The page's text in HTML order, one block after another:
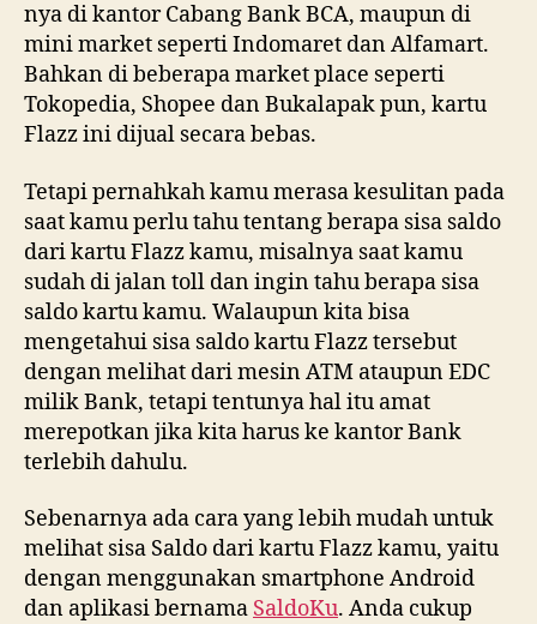
nya di kantor Cabang Bank BCA, maupun di
mini market seperti Indomaret dan Alfamart.
Bahkan di beberapa market place seperti
Tokopedia, Shopee dan Bukalapak pun, kartu
Flazz ini dijual secara bebas.
Tetapi pernahkah kamu merasa kesulitan pada
saat kamu perlu tahu tentang berapa sisa saldo
dari kartu Flazz kamu, misalnya saat kamu
sudah di jalan toll dan ingin tahu berapa sisa
saldo kartu kamu. Walaupun kita bisa
mengetahui sisa saldo kartu Flazz tersebut
dengan melihat dari mesin ATM ataupun EDC
milik Bank, tetapi tentunya hal itu amat
merepotkan jika kita harus ke kantor Bank
terlebih dahulu.
Sebenarnya ada cara yang lebih mudah untuk
melihat sisa Saldo dari kartu Flazz kamu, yaitu
dengan menggunakan smartphone Android
dan aplikasi bernama SaldoKu. Anda cukup